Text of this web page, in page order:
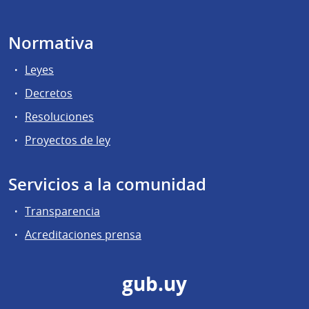
Normativa
Leyes
Decretos
Resoluciones
Proyectos de ley
Servicios a la comunidad
Transparencia
Acreditaciones prensa
gub.uy